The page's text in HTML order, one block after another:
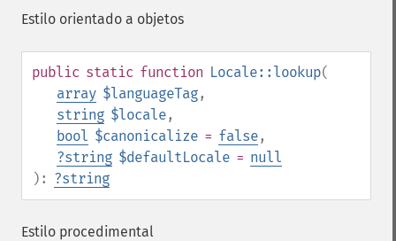
Estilo orientado a objetos
public static function Locale::lookup(
array $languageTag,
string $locale,
bool $canonicalize = false,
?string $defaultLocale = null
): ?string
Estilo procedimental